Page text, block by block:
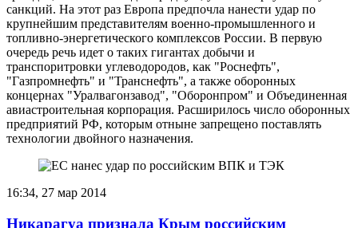
санкций. На этот раз Европа предпочла нанести удар по
крупнейшим представителям военно-промышленного и
топливно-энергетического комплексов России. В первую
очередь речь идет о таких гигантах добычи и
транспоритровки углеводородов, как "Роснефть",
"Газпромнефть" и "Транснефть", а также оборонных
концернах "Уралвагонзавод", "Оборонпром" и Объединенная
авиастроительная корпорация. Расширилось число оборонных
предприятий РФ, которым отныне запрещено поставлять
технологии двойного назначения.
16:34, 27 мар 2014
Никарагуа признала Крым российским